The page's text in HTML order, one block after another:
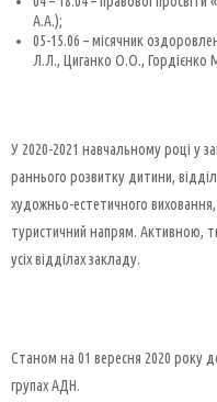
А.А.);
05-15.06 – місячник
Л.Л., Циганко О.О., Гордієнко
У 2020-2021 навчальному році у
раннього розвитку дитини,
художньо-естетичного
туристичний напрям. Активною,
усіх відділах закладу.
Станом на 01 вересня 2020 року
групах АДН.